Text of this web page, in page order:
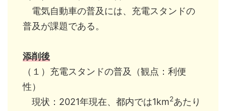
電気自動車の普及には、充電スタンドの
普及が課題である。
添削後
（１）充電スタンドの普及（観点：利便
性）
現状：2021年現在、都内では1km2あたり